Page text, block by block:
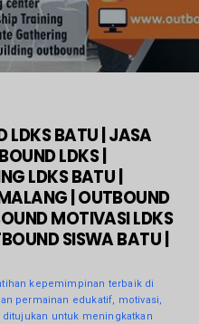
LDKS BATU | JASA
LDKS |
LDKS BATU |
| OUTBOUND
MOTIVASI LDKS
SISWA BATU |
kepemimpinan terbaik di
permainan edukatif, motivasi,
untuk meningkatkan